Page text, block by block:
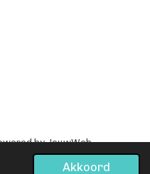
Akkoord
byJouwWeb